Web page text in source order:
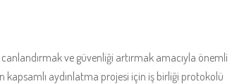
ve güvenliği artırmak amacıyla önemli
kapsamlı aydınlatma projesi için iş birliği protokolü